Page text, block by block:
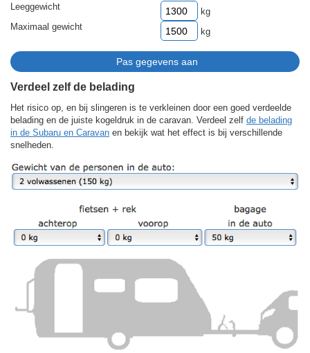
Leeggewicht
kg
Maximaal gewicht
kg
Verdeel zelf de belading
Het risico op, en bij slingeren is te verkleinen door een goed verdeelde
belading en de juiste kogeldruk in de caravan. Verdeel zelf de belading
in de Subaru en Caravan en bekijk wat het effect is bij verschillende
snelheden.